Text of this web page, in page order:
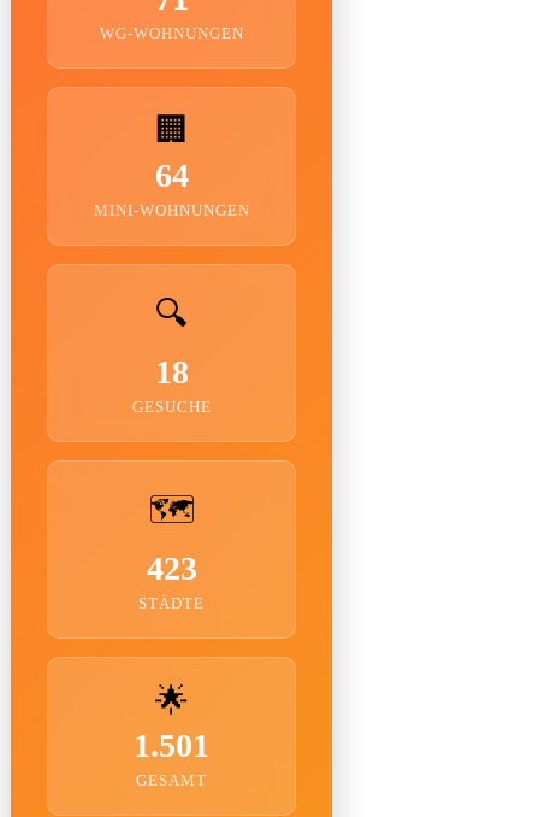
WG-WOHNUNGEN
🏢
64
MINI-WOHNUNGEN
🔍
18
GESUCHE
🗺️
423
STÄDTE
🌟
1.501
GESAMT